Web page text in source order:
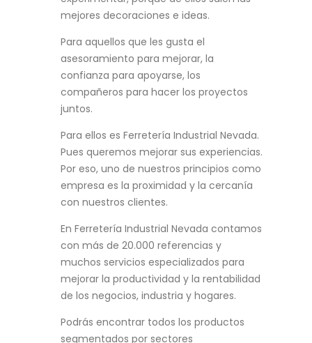
mejores decoraciones e ideas.
Para aquellos que les gusta el
asesoramiento para mejorar, la
confianza para apoyarse, los
compañeros para hacer los proyectos
juntos.
Para ellos es Ferretería Industrial Nevada.
Pues queremos mejorar sus experiencias.
Por eso, uno de nuestros principios como
empresa es la proximidad y la cercanía
con nuestros clientes.
En Ferretería Industrial Nevada contamos
con más de 20.000 referencias y
muchos servicios especializados para
mejorar la productividad y la rentabilidad
de los negocios, industria y hogares.
Podrás encontrar todos los productos
segmentados por sectores